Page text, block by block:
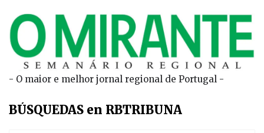
- O maior e melhor jornal regional de Portugal -
BÚSQUEDAS en RBTRIBUNA